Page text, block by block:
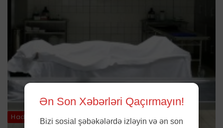
Hadisə
Ən Son Xəbərləri Qaçırmayın!
Bizi sosial şəbəkələrdə izləyin və ən son